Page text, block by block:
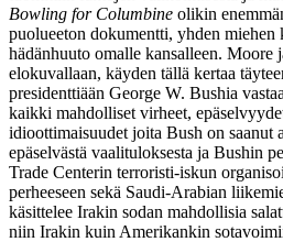
Bowling for Columbine olikin
puolueeton dokumentti, yhden miehen
hädänhuuto omalle kansalleen. Moore
elokuvallaan, käyden tällä kertaa
presidenttiään George W. Bushia
kaikki mahdolliset virheet,
idioottimaisuudet joita Bush on saanut
epäselvästä vaalituloksesta ja Bushin
Trade Centerin terroristi-iskun
perheeseen sekä Saudi-Arabian
käsittelee Irakin sodan mahdollisia
niin Irakin kuin Amerikankin